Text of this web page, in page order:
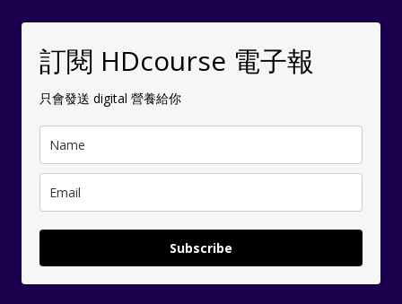
訂閱 HDcourse 電子報
只會發送 digital 營養給你
Subscribe